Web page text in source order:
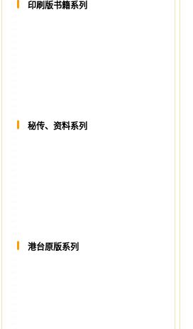
印刷版书籍系列
秘传、资料系列
港台原版系列